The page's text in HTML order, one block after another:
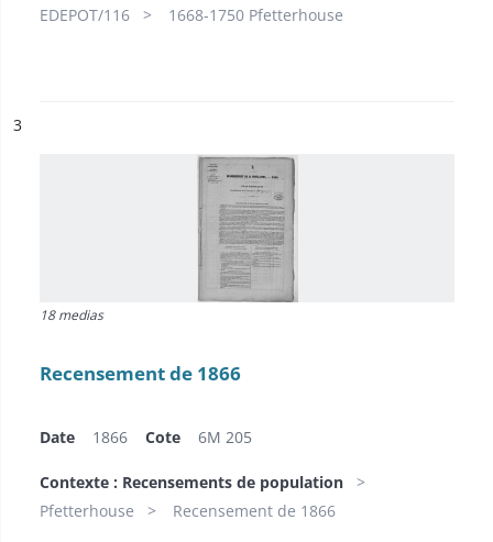
EDEPOT/116
1668-1750 Pfetterhouse
n°
3
18 medias
Recensement de 1866
Date 1866 Cote 6M 205
Contexte : Recensements de population
Pfetterhouse
Recensement de 1866